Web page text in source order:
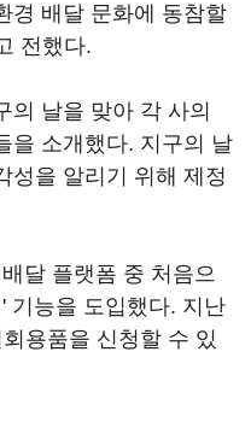
경 배달 문화에 동참할
전했다.
의 날을 맞아 각 사의
을 소개했다. 지구의 날
성을 알리기 위해 제정
달 플랫폼 중 처음으
기능을 도입했다. 지난
용품을 신청할 수 있